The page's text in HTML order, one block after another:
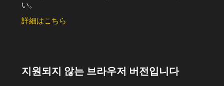
い。
詳細はこちら
지원되지 않는 브라우저 버전입니다